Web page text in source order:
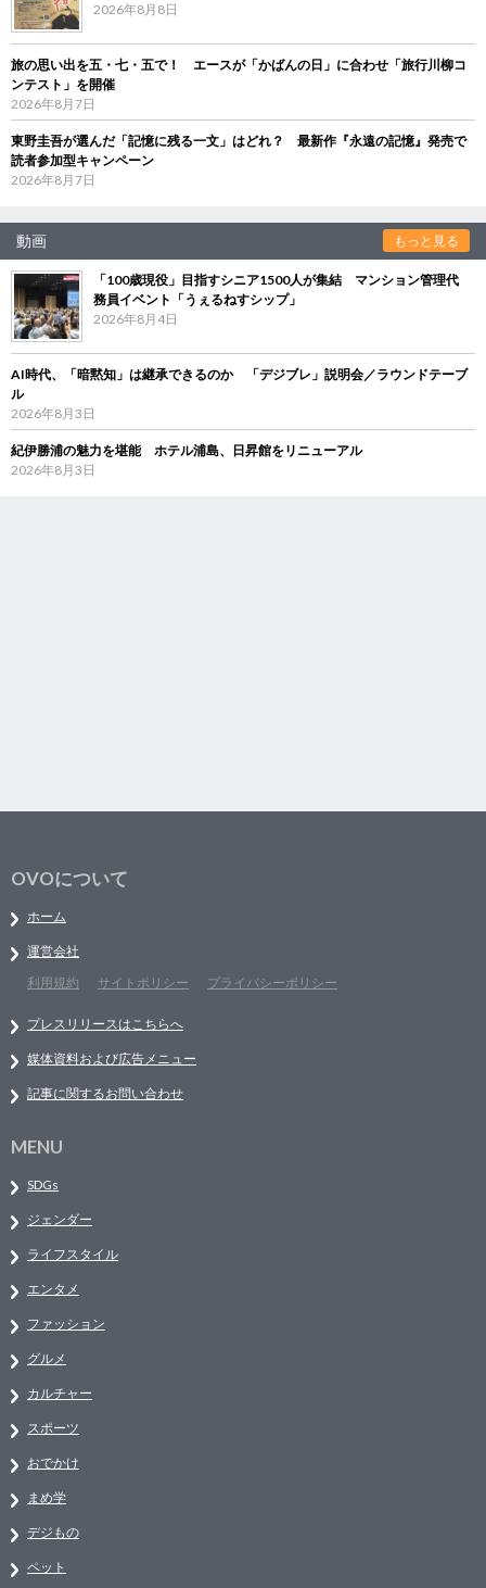
2026年8月8日
旅の思い出を五・七・五で！ エースが「かばんの日」に合わせ「旅行川柳コ
ンテスト」を開催
2026年8月7日
東野圭吾が選んだ「記憶に残る一文」はどれ？ 最新作『永遠の記憶』発売で
読者参加型キャンペーン
2026年8月7日
動画 もっと見る
「100歳現役」目指すシニア1500人が集結 マンション管理代
務員イベント「うぇるねすシップ」
2026年8月4日
AI時代、「暗黙知」は継承できるのか 「デジブレ」説明会／ラウンドテーブ
ル
2026年8月3日
紀伊勝浦の魅力を堪能 ホテル浦島、日昇館をリニューアル
2026年8月3日
OVOについて
ホーム
運営会社
利用規約
サイトポリシー プライバシーポリシー
プレスリリースはこちらへ
媒体資料および広告メニュー
記事に関するお問い合わせ
MENU
SDGs
ジェンダー
ライフスタイル
エンタメ
ファッション
グルメ
カルチャー
スポーツ
おでかけ
まめ学
デジもの
ペット